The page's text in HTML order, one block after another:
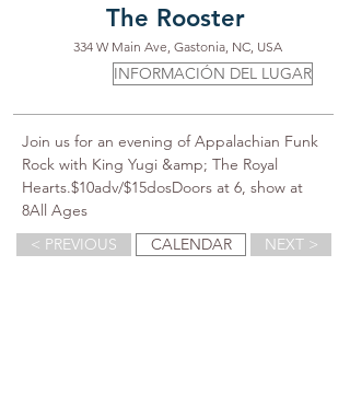
The Rooster
334 W Main Ave, Gastonia, NC, USA
INFORMACIÓN DEL LUGAR
Join us for an evening of Appalachian Funk
Rock with King Yugi &amp; The Royal
Hearts.$10adv/$15dosDoors at 6, show at
8All Ages
< PREVIOUS
CALENDAR NEXT >